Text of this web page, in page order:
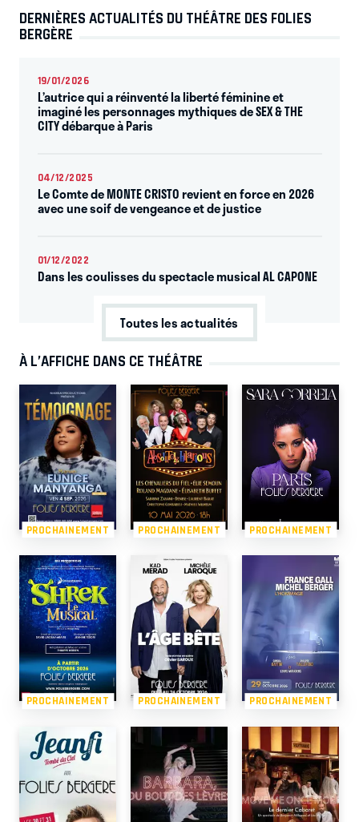
DERNIÈRES ACTUALITÉS DU THÉÂTRE DES FOLIES
BERGÈRE
19/01/2026
L’autrice qui a réinventé la liberté féminine et
imaginé les personnages mythiques de SEX & THE
CITY débarque à Paris
04/12/2025
Le Comte de MONTE CRISTO revient en force en 2026
avec une soif de vengeance et de justice
01/12/2022
Dans les coulisses du spectacle musical AL CAPONE
Toutes les actualités
À L’AFFICHE DANS CE THÉÂTRE
PROCHAINEMENT PROCHAINEMENT PROCHAINEMENT
PROCHAINEMENT PROCHAINEMENT PROCHAINEMENT